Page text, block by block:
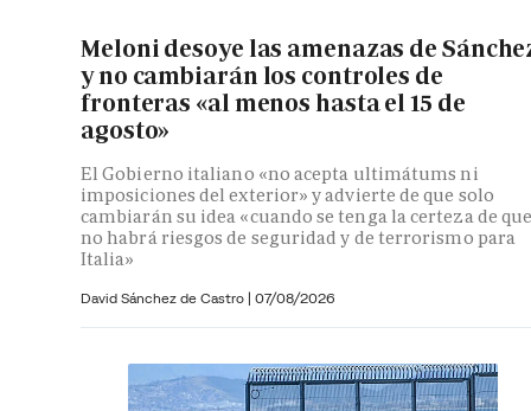
Meloni desoye las amenazas de
y no cambiarán los controles de
fronteras «al menos hasta el 15 de
agosto»
El Gobierno italiano «no acepta ultimátums ni
imposiciones del exterior» y advierte de que solo
cambiarán su idea «cuando se tenga la certeza de
no habrá riesgos de seguridad y de terrorismo para
Italia»
David Sánchez de Castro | 07/08/2026